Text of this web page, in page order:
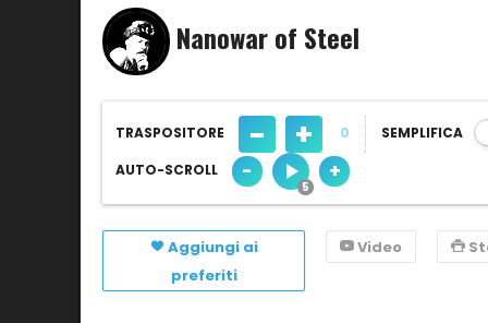
Nanowar of Steel
TRASPOSITORE - + 0
SEMPLIFICA
AUTO-SCROLL
- +
Aggiungi ai
preferiti
Video